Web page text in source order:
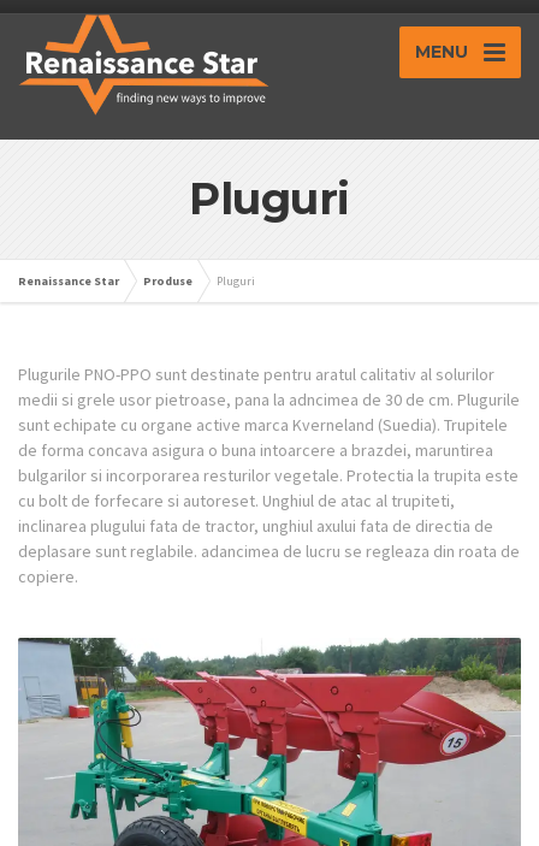
MENU
Pluguri
Renaissance Star Produse Pluguri
Plugurile PNO-PPO sunt destinate pentru aratul calitativ al solurilor
medii si grele usor pietroase, pana la adncimea de 30 de cm. Plugurile
sunt echipate cu organe active marca Kverneland (Suedia). Trupitele
de forma concava asigura o buna intoarcere a brazdei, maruntirea
bulgarilor si incorporarea resturilor vegetale. Protectia la trupita este
cu bolt de forfecare si autoreset. Unghiul de atac al trupiteti,
inclinarea plugului fata de tractor, unghiul axului fata de directia de
deplasare sunt reglabile. adancimea de lucru se regleaza din roata de
copiere.